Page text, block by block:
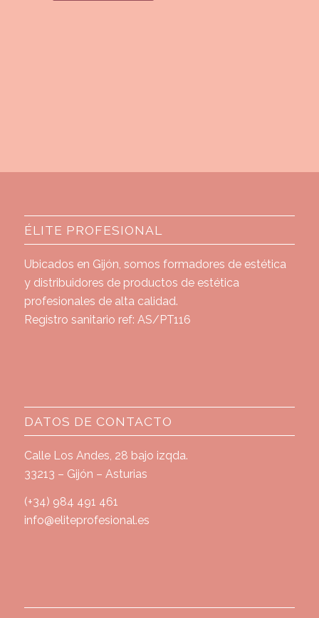
ÉLITE PROFESIONAL
Ubicados en Gijón, somos formadores de estética
y distribuidores de productos de estética
profesionales de alta calidad.
Registro sanitario ref: AS/PT116
DATOS DE CONTACTO
Calle Los Andes, 28 bajo izqda.
33213 – Gijón – Asturias
(+34) 984 491 461
info@eliteprofesional.es